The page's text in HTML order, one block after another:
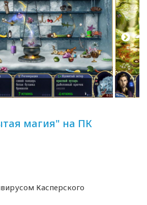
магия" на ПК
Касперского